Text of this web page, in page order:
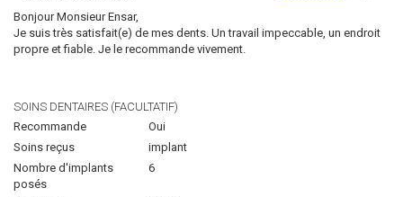
Bonjour Monsieur Ensar,
Je suis très satisfait(e) de mes dents. Un travail impeccable, un endroit
propre et fiable. Je le recommande vivement.
SOINS DENTAIRES (FACULTATIF)
Recommande
Oui
Soins reçus
implant
Nombre d'implants
posés
6